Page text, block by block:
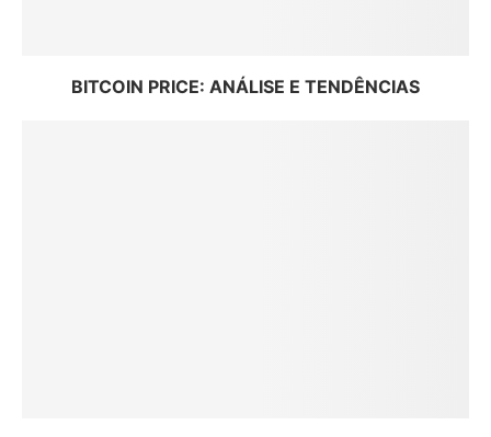
BITCOIN PRICE: ANÁLISE E TENDÊNCIAS